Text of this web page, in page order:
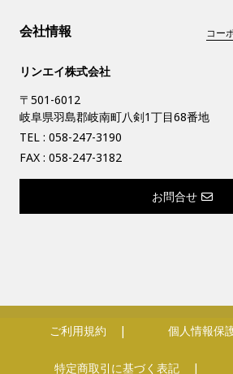
会社情報 コー
リンエイ株式会社
〒501-6012
岐阜県羽島郡岐南町八剣1丁目68番地
TEL : 058-247-3190
FAX : 058-247-3182
お問合せ
ご利用規約 個人情報保
特定商取引に基づく表記